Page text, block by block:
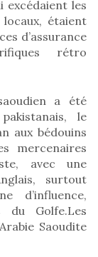
excédaient les
étaient
d’assurance
rétro
a été
le
aux bédouins
mercenaires
avec une
surtout
d’influence,
du Golfe.Les
Saoudite